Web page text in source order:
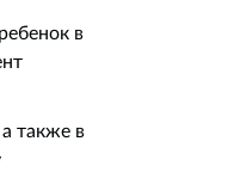
в
также в